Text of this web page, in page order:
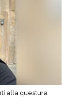
alla questura